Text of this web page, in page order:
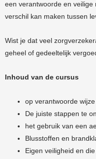
een verantwoorde en veilige
verschil kan maken tussen
Wist je dat veel
geheel of gedeeltelijk
Inhoud van de cursus
op verantwoorde
De juiste stappen te
het gebruik van een
Blusstoffen en
Eigen veiligheid en